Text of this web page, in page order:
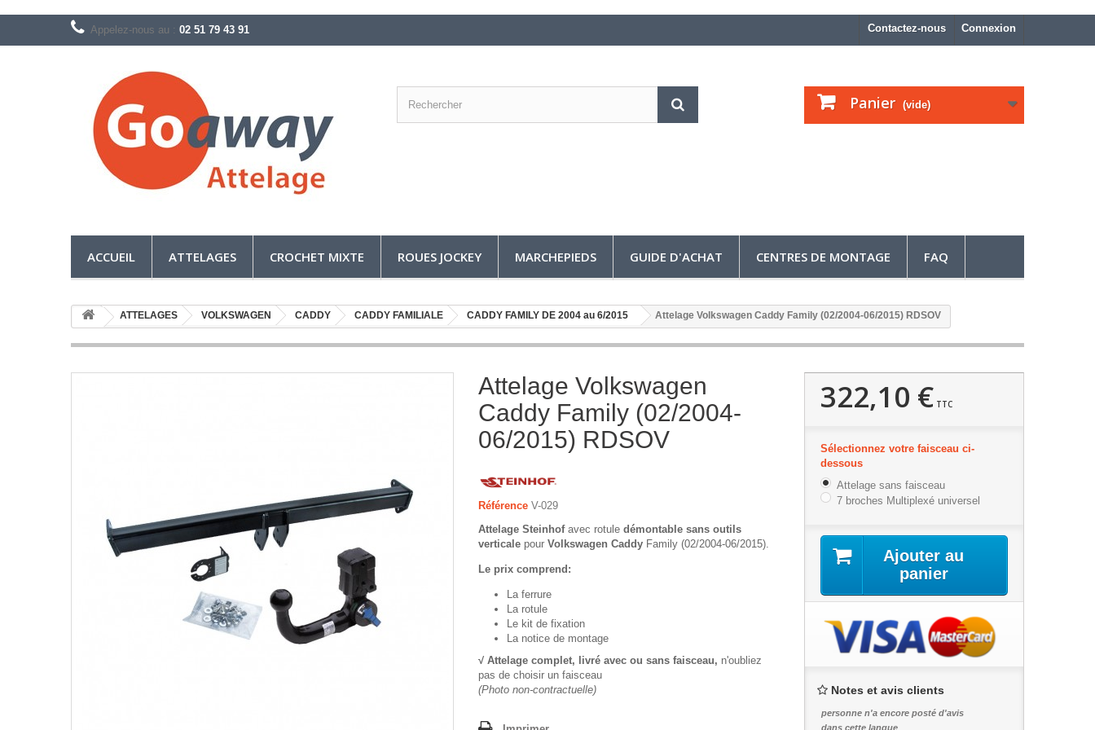
Connexion
Contactez-nous
Appelez-nous au : 02 51 79 43 91
Panier (vide)
ACCUEIL ATTELAGES CROCHET MIXTE ROUES JOCKEY MARCHEPIEDS GUIDE D'ACHAT CENTRES DE MONTAGE FAQ
ATTELAGES VOLKSWAGEN CADDY CADDY FAMILIALE CADDY FAMILY DE 2004 au 6/2015 Attelage Volkswagen Caddy Family (02/2004-06/2015) RDSOV
Attelage Volkswagen
Caddy Family (02/2004-
06/2015) RDSOV
Référence V-029
Attelage Steinhofavec rotule démontable sans outils
verticale pour Volkswagen Caddy Family (02/2004-06/2015).
Le prix comprend:
La ferrure
La rotule
Le kit de fixation
La notice de montage
√ Attelage complet, livré avec ou sans faisceau, n'oubliez
pas de choisir un faisceau
(Photo non-contractuelle)
322,10 € TTC
Sélectionnez votre faisceau ci-
dessous
Attelage sans faisceau
7 broches Multiplexé universel
Ajouter au
panier
Notes et avis clients
personne n'a encore posté d'avis
dans cette langue